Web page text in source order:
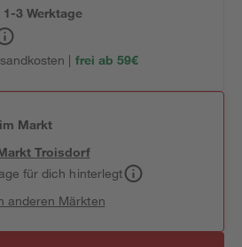
1-3 Werktage
| frei ab 59€
Markt
Troisdorf
für dich hinterlegt
anderen Märkten